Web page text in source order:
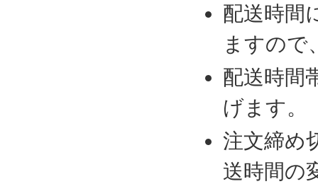
配送時間
ますので
配送時間
げます。
注文締め
送時間の